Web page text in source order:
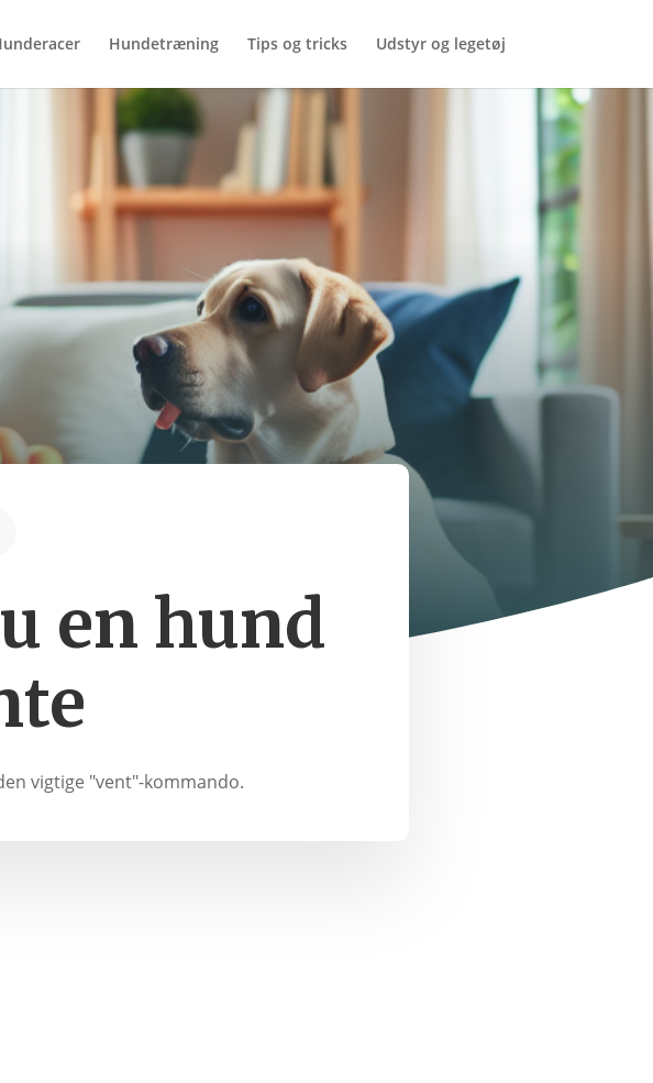
Hundetræning Tips og tricks Udstyr og legetøj
en hund
vigtige "vent"-kommando.